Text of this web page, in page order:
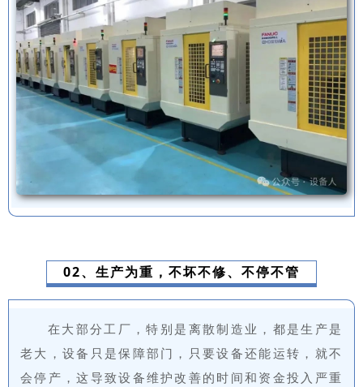
02、生产为重，不坏不修、不停不管
在大部分工厂，特别是离散制造业，都是生产是
老大，设备只是保障部门，只要设备还能运转，就不
会停产，这导致设备维护改善的时间和资金投入严重